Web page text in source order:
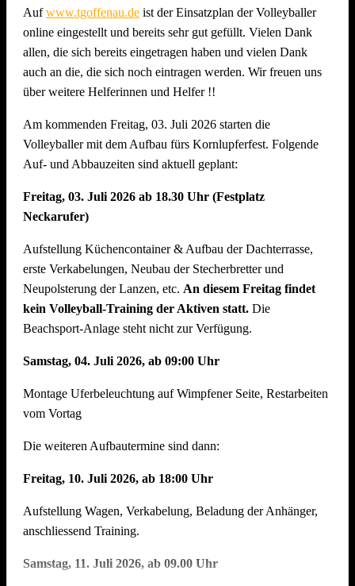
Beleuchtung
Freitag, 17. Juli 2026 ab 16.00 Uhr
Restarbeiten, Fertigstellung Gelände und Inbetriebnahme
technische Gerätschaften
Samstag, 18. Juli 2026 ab 09.00 Uhr
Dekoration Festplatz, Preisaushang, Herstellung Salate
Dienstag, 21. Juli 2026 ab 09.00 Uhr
auch der Abbau muss organisiert sein. Bitte helft mit, dass
nach intensiven Festtagen mit vielen Helferinnen und Helfern
der Abbau schnell und zügig voranschreitet. Hier können wir
jede helfende Hand gebrauchen.Auch nach einem
Arbeitstag am Arbeitsplatz bitte zum Feierabend ans
reichlich für alle Helfer vorhanden!
Aufwww.tgoffenau.de ist der Einsatzplan der Volleyballer
online eingestellt und bereits sehr gut gefüllt. Vielen Dank
allen, die sich bereits eingetragen haben und vielen Dank
auch an die, die sich noch eintragen werden. Wir freuen uns
über weitere Helferinnen und Helfer !!
Am kommenden Freitag, 03. Juli 2026 starten die
Volleyballer mit dem Aufbau fürs Kornlupferfest. Folgende
Auf- und Abbauzeiten sind aktuell geplant:
Freitag, 03. Juli 2026 ab 18.30 Uhr (Festplatz
Neckarufer)
Aufstellung Küchencontainer & Aufbau der Dachterrasse,
erste Verkabelungen, Neubau der Stecherbretter und
Neupolsterung der Lanzen, etc. An diesem Freitag findet
kein Volleyball-Training der Aktiven statt. Die
Beachsport-Anlage steht nicht zur Verfügung.
Samstag, 04. Juli 2026, ab 09:00 Uhr
Montage Uferbeleuchtung auf Wimpfener Seite, Restarbeiten
vom Vortag
Die weiteren Aufbautermine sind dann:
Freitag, 10. Juli 2026, ab 18:00 Uhr
Aufstellung Wagen, Verkabelung, Beladung der Anhänger,
anschliessend Training.
Samstag, 11. Juli 2026, ab 09.00 Uhr